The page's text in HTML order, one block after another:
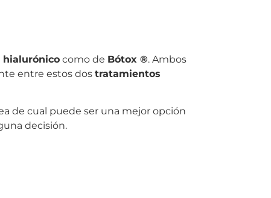
hialurónico como de Bótox ®. Ambos
entre estos dos tratamientos
de cual puede ser una mejor opción
decisión.